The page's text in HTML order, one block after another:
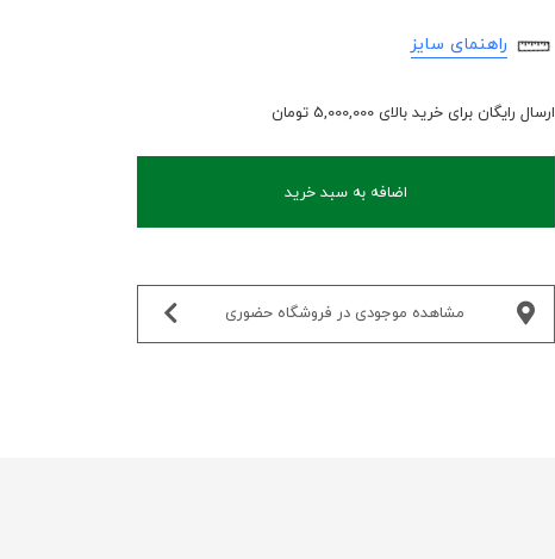
راهنمای سایز
ارسال رایگان برای خرید بالای 5,000,000 تومان
اضافه به سبد خرید
مشاهده موجودی در فروشگاه حضوری‌